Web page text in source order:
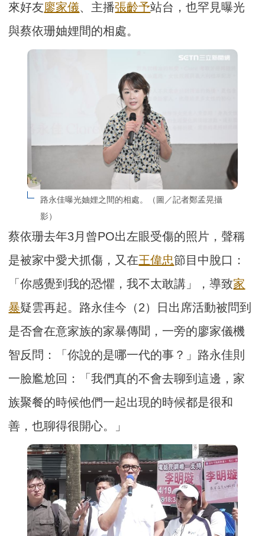
來好友廖家儀、主播張齡予站台，也罕見曝光
與蔡依珊妯娌間的相處。
路永佳曝光妯娌之間的相處。（圖／記者鄭孟晃攝
影）
蔡依珊去年3月曾PO出左眼受傷的照片，聲稱
是被家中愛犬抓傷，又在王偉忠節目中脫口：
「你感覺到我的恐懼，我不太敢講」，導致家
暴疑雲再起。路永佳今（2）日出席活動被問到
是否會在意家族的家暴傳聞，一旁的廖家儀機
智反問：「你說的是哪一代的事？」路永佳則
一臉尷尬回：「我們真的不會去聊到這邊，家
族聚餐的時候他們一起出現的時候都是很和
善，也聊得很開心。」